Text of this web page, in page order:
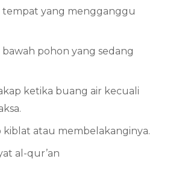
tempat yang mengganggu
bawah pohon yang sedang
ketika buang air kecuali
kiblat atau membelakanginya.
al-qur’an